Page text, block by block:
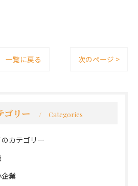
一覧に戻る 次のページ >
ゴリー Categories
カテゴリー
業